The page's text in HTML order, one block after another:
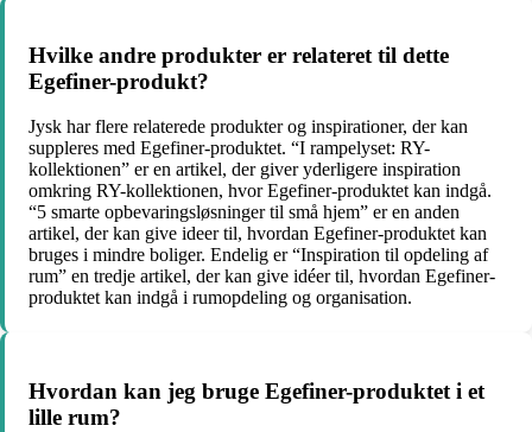
Hvilke andre produkter er relateret til dette
Egefiner-produkt?
Jysk har flere relaterede produkter og inspirationer, der kan
suppleres med Egefiner-produktet. “I rampelyset: RY-
kollektionen” er en artikel, der giver yderligere inspiration
omkring RY-kollektionen, hvor Egefiner-produktet kan indgå.
“5 smarte opbevaringsløsninger til små hjem” er en anden
artikel, der kan give ideer til, hvordan Egefiner-produktet kan
bruges i mindre boliger. Endelig er “Inspiration til opdeling af
rum” en tredje artikel, der kan give idéer til, hvordan Egefiner-
produktet kan indgå i rumopdeling og organisation.
Hvordan kan jeg bruge Egefiner-produktet i et
lille rum?